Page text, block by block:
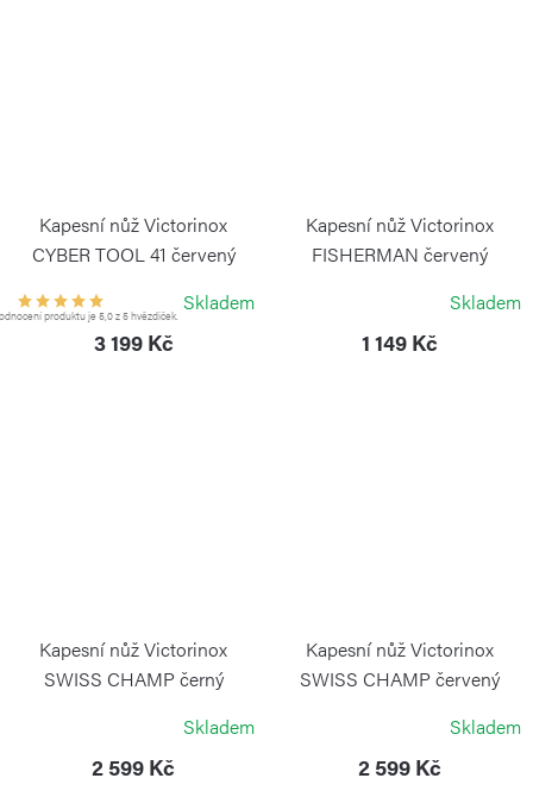
Kapesní nůž Victorinox
CYBER TOOL 41 červený
VICTORINOX
produktu je 5,0 z 5 hvězdiček.
Skladem
3 199 Kč
Kapesní nůž Victorinox
FISHERMAN červený
Skladem
1 149 Kč
Kapesní nůž Victorinox
SWISS CHAMP černý
Skladem
2 599 Kč
Kapesní nůž Victorinox
SWISS CHAMP červený
Skladem
2 599 Kč